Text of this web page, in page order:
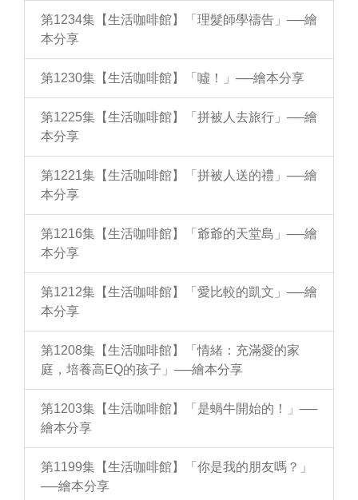
第1234集【生活咖啡館】「理髮師學禱告」──繪
本分享
第1230集【生活咖啡館】「噓！」──繪本分享
第1225集【生活咖啡館】「拼被人去旅行」──繪
本分享
第1221集【生活咖啡館】「拼被人送的禮」──繪
本分享
第1216集【生活咖啡館】「爺爺的天堂島」──繪
本分享
第1212集【生活咖啡館】「愛比較的凱文」──繪
本分享
第1208集【生活咖啡館】「情緒：充滿愛的家
庭，培養高EQ的孩子」──繪本分享
第1203集【生活咖啡館】「是蝸牛開始的！」──
繪本分享
第1199集【生活咖啡館】「你是我的朋友嗎？」
──繪本分享